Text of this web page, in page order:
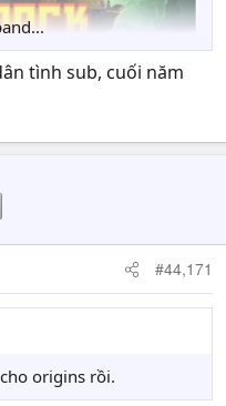
tình sub, cuối năm
#44,171
origins rồi.